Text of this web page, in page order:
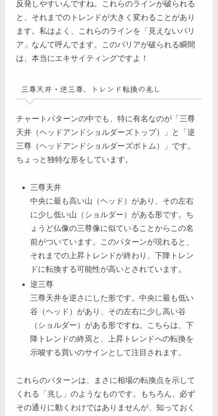
反発しやすいんですね。これらのラインが破られる
と、それまでのトレンドが大きく変わることがあり
ます。私はよく、これらのラインを「見えないバリ
ア」なんて呼んでます。このバリアが破られる瞬間
は、本当にエキサイティングですよ！
三尊天井・逆三尊、トレンド転換の兆し
チャートパターンの中でも、特に有名なのが「三尊
天井（ヘッドアンドショルダーズトップ）」と「逆
三尊（ヘッドアンドショルダーズボトム）」です。
ちょっと独特な形をしています。
三尊天井
中央に最も高い山（ヘッド）があり、その左右
に少し低い山（ショルダー）がある形です。ち
ょうど仏像の三尊像に似ていることからこの名
前がついています。このパターンが現れると、
それまでの上昇トレンドが終わり、下降トレン
ドに転換する可能性が高いとされています。
逆三尊
三尊天井を逆さにした形です。中央に最も低い
谷（ヘッド）があり、その左右に少し高い谷
（ショルダー）がある形ですね。こちらは、下
降トレンドの終焉と、上昇トレンドへの転換を
示唆する買いのサインとして注目されます。
これらのパターンは、まさに相場の転換点を示して
くれる「兆し」のようなものです。もちろん、必ず
その通りに動くわけではありませんが、知っておく